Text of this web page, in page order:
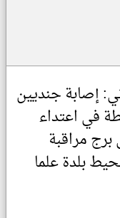
إصابة جنديين
في اعتداء
برج مراقبة
بلدة علما